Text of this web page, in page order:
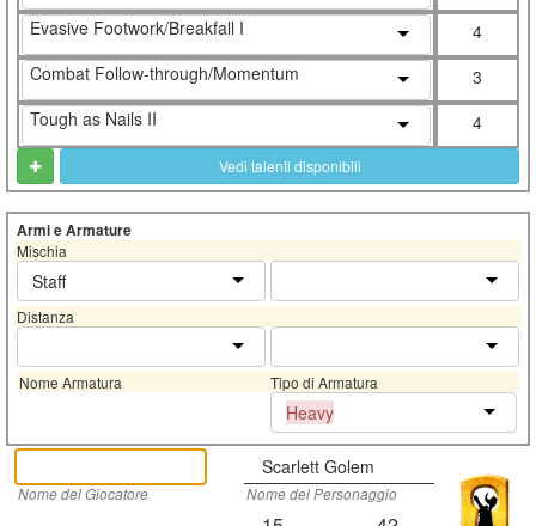
Evasive Footwork/Breakfall I
4
Combat Follow-through/Momentum
3
Tough as Nails II
4
Vedi talenti disponibili
Armi e Armature
Mischia
Staff
Distanza
Nome Armatura Tipo di Armatura
Heavy
Scarlett Golem
Nome del Giocatore Nome del Personaggio